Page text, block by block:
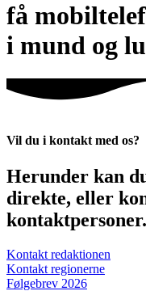
få
i mund og
Vil du i kontakt med os?
Herunder kan
direkte, eller
kontaktpersoner.
Kontakt redaktionen
Kontakt regionerne
Følgebrev 2026